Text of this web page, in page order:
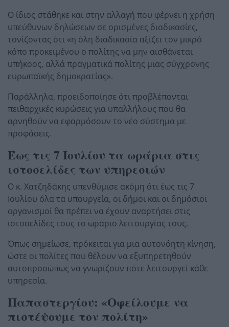
Ο ίδιος στάθηκε και στην αλλαγή που φέρνει η χρήση
υπεύθυνων δηλώσεων σε ορισμένες διαδικασίες,
τονίζοντας ότι «η όλη διαδικασία αξίζει τον μικρό
κόπο προκειμένου ο πολίτης να μην αισθάνεται
υπήκοος, αλλά πραγματικά πολίτης μιας σύγχρονης
ευρωπαϊκής δημοκρατίας».
Παράλληλα, προειδοποίησε ότι προβλέπονται
πειθαρχικές κυρώσεις για υπαλλήλους που θα
αρνηθούν να εφαρμόσουν το νέο σύστημα με
προφάσεις.
Έως τις 7 Ιουλίου τα ωράρια στις
ιστοσελίδες των υπηρεσιών
Ο κ. Χατζηδάκης υπενθύμισε ακόμη ότι έως τις 7
Ιουλίου όλα τα υπουργεία, οι δήμοι και οι δημόσιοι
οργανισμοί θα πρέπει να έχουν αναρτήσει στις
ιστοσελίδες τους το ωράριο λειτουργίας τους.
Όπως σημείωσε, πρόκειται για μια αυτονόητη κίνηση,
ώστε οι πολίτες που θέλουν να εξυπηρετηθούν
αυτοπροσώπως να γνωρίζουν πότε λειτουργεί κάθε
υπηρεσία.
Παπαστεργίου: «Οφείλουμε να
πιστέψουμε τον πολίτη»